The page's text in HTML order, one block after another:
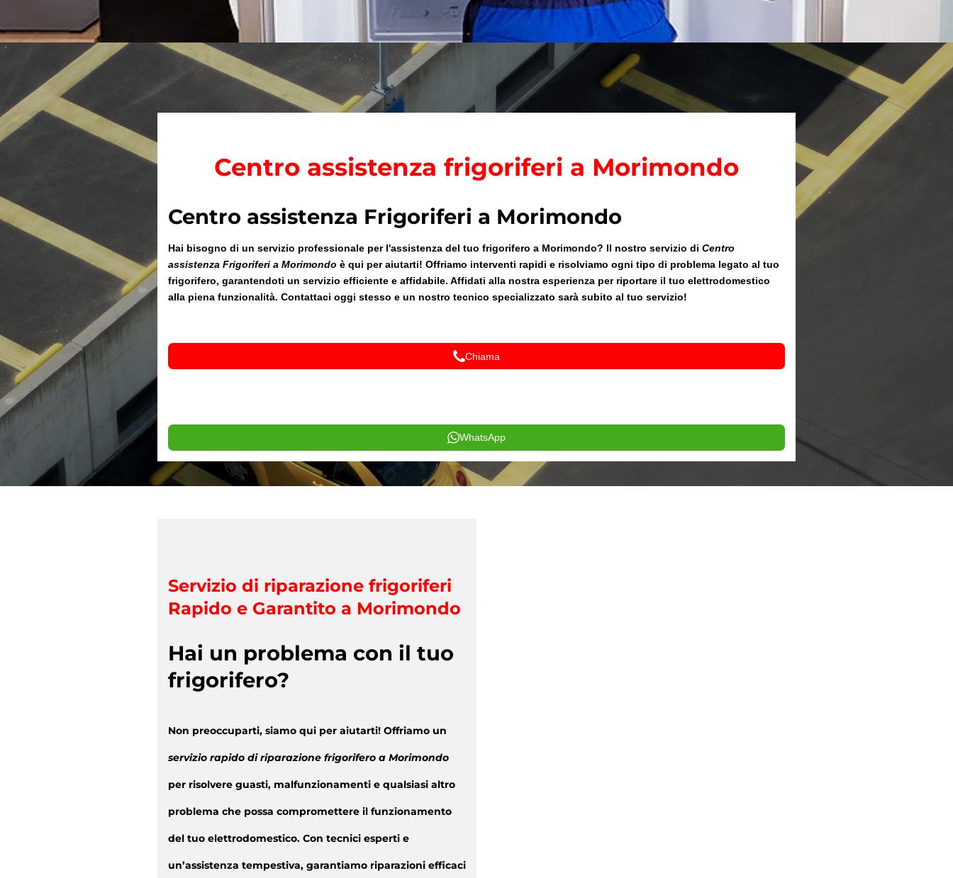
Centro assistenza frigoriferi a Morimondo
Centro assistenza Frigoriferi a Morimondo
Hai bisogno di un servizio professionale per l'assistenza del tuo frigorifero a Morimondo? Il nostro servizio di Centro
assistenza Frigoriferi a Morimondo è qui per aiutarti! Offriamo interventi rapidi e risolviamo ogni tipo di problema legato al tuo
frigorifero, garantendoti un servizio efficiente e affidabile. Affidati alla nostra esperienza per riportare il tuo elettrodomestico
alla piena funzionalità. Contattaci oggi stesso e un nostro tecnico specializzato sarà subito al tuo servizio!
Chiama
WhatsApp
Servizio di riparazione frigoriferi
Rapido e Garantito a Morimondo
Hai un problema con il tuo
frigorifero?
Non preoccuparti, siamo qui per aiutarti! Offriamo un
servizio rapido di riparazione frigorifero a Morimondo
per risolvere guasti, malfunzionamenti e qualsiasi altro
problema che possa compromettere il funzionamento
del tuo elettrodomestico. Con tecnici esperti e
un’assistenza tempestiva, garantiamo riparazioni efficaci